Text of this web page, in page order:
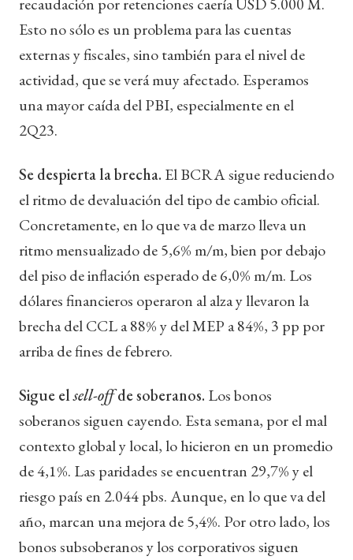
Esto no sólo es un problema para las cuentas
externas y fiscales, sino también para el nivel de
actividad, que se verá muy afectado. Esperamos
una mayor caída del PBI, especialmente en el
2Q23.
Se despierta la brecha. El BCRA sigue reduciendo
el ritmo de devaluación del tipo de cambio oficial.
Concretamente, en lo que va de marzo lleva un
ritmo mensualizado de 5,6% m/m, bien por debajo
del piso de inflación esperado de 6,0% m/m. Los
dólares financieros operaron al alza y llevaron la
brecha del CCL a 88% y del MEP a 84%, 3 pp por
arriba de fines de febrero.
Sigue elsell-offde soberanos. Los bonos
soberanos siguen cayendo. Esta semana, por el mal
contexto global y local, lo hicieron en un promedio
de 4,1%. Las paridades se encuentran 29,7% y el
riesgo país en 2.044 pbs. Aunque, en lo que va del
año, marcan una mejora de 5,4%. Por otro lado, los
bonos subsoberanos y los corporativos siguen